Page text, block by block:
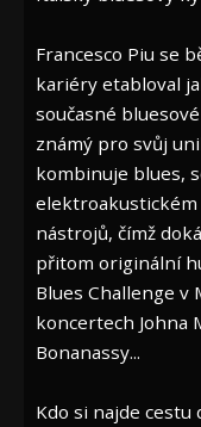
Francesco Piu se
kariéry etabloval
současné
známý pro svůj
kombinuje blues,
elektroakustickém
nástrojů, čímž
přitom originální
Blues Challenge v
koncertech Johna
Bonanassy...
Kdo si najde cestu